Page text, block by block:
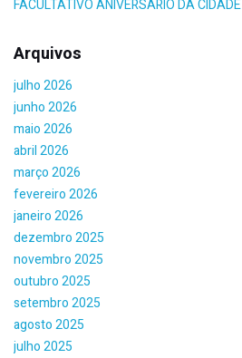
FACULTATIVO ANIVERSÁRIO DA CIDADE
Arquivos
julho 2026
junho 2026
maio 2026
abril 2026
março 2026
fevereiro 2026
janeiro 2026
dezembro 2025
novembro 2025
outubro 2025
setembro 2025
agosto 2025
julho 2025